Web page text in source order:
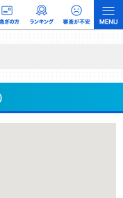
／ユーザーへの口コミ収集な
す。